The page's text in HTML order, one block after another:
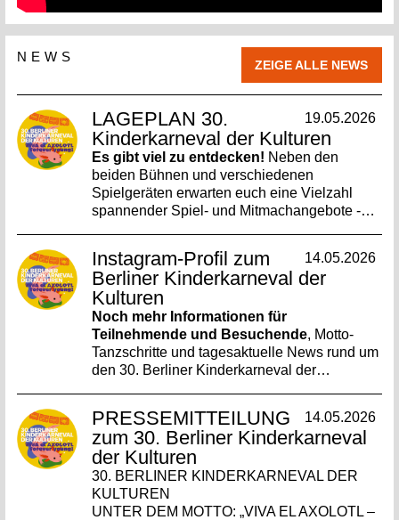
NEWS
ZEIGE ALLE NEWS
19.05.2026
LAGEPLAN 30.
Kinderkarneval der Kulturen
Es gibt viel zu entdecken! Neben den
beiden Bühnen und verschiedenen
Spielgeräten erwarten euch eine Vielzahl
spannender Spiel- und Mitmachangebote -…
14.05.2026
Instagram-Profil zum
Berliner Kinderkarneval der
Kulturen
Noch mehr Informationen für
Teilnehmende und Besuchende, Motto-
Tanzschritte und tagesaktuelle News rund um
den 30. Berliner Kinderkarneval der…
14.05.2026
PRESSEMITTEILUNG
zum 30. Berliner Kinderkarneval
der Kulturen
30. BERLINER KINDERKARNEVAL DER
KULTUREN
UNTER DEM MOTTO: „VIVA EL AXOLOTL –